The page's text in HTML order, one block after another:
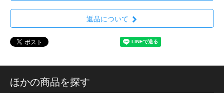
返品について
ほかの商品を探す